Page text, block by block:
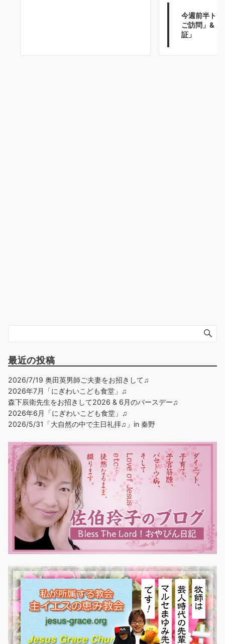
今週前半ト
ご訪問」&「
証」
最近の投稿
2026/7/19 奥田英男師ご夫妻をお招きして♫
2026年7月「にぎわいこども食堂」♫
森下辰衛先生をお招きして2026 & 6月のバースデー♫
2026年6月「にぎわいこども食堂」♫
2026/5/31「大自然の中で主日礼拝♫」in 秦野